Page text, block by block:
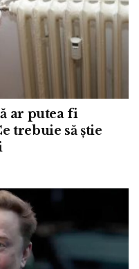
ar putea fi
trebuie să știe